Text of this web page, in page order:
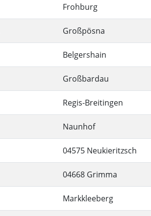
Frohburg
Großpösna
Belgershain
Großbardau
Regis-Breitingen
Naunhof
04575 Neukieritzsch
04668 Grimma
Markkleeberg